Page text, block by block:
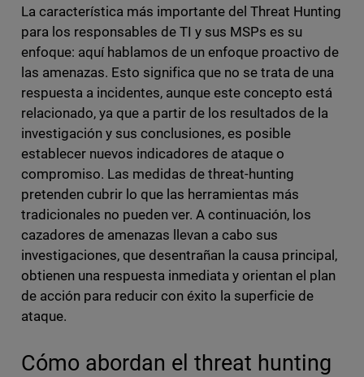
La característica más importante del Threat Hunting
para los responsables de TI y sus MSPs es su
enfoque: aquí hablamos de un enfoque proactivo de
las amenazas. Esto significa que no se trata de una
respuesta a incidentes, aunque este concepto está
relacionado, ya que a partir de los resultados de la
investigación y sus conclusiones, es posible
establecer nuevos indicadores de ataque o
compromiso. Las medidas de threat-hunting
pretenden cubrir lo que las herramientas más
tradicionales no pueden ver. A continuación, los
cazadores de amenazas llevan a cabo sus
investigaciones, que desentrañan la causa principal,
obtienen una respuesta inmediata y orientan el plan
de acción para reducir con éxito la superficie de
ataque.
Cómo abordan el threat hunting